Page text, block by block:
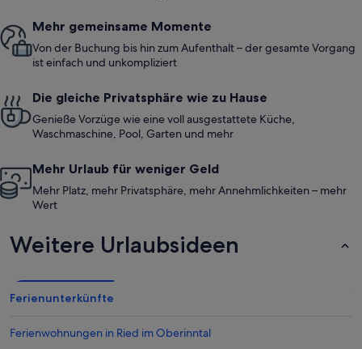
Mehr gemeinsame Momente
Von der Buchung bis hin zum Aufenthalt – der gesamte Vorgang
ist einfach und unkompliziert
Die gleiche Privatsphäre wie zu Hause
Genieße Vorzüge wie eine voll ausgestattete Küche,
Waschmaschine, Pool, Garten und mehr
Mehr Urlaub für weniger Geld
Mehr Platz, mehr Privatsphäre, mehr Annehmlichkeiten – mehr
Wert
Weitere Urlaubsideen
Ferienunterkünfte
Ferienwohnungen in Ried im Oberinntal